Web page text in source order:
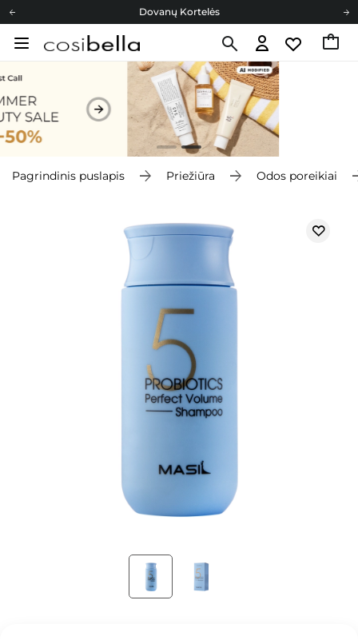
Dovanų Kortelės
Cosibella lojalumo programa
Dovanų Kortelės
Pagrindinis puslapis Priežiūra Odos poreikiai